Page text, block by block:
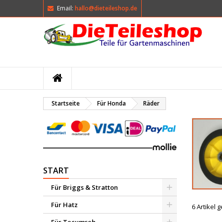
Email: hallo@dieteileshop.de
Startseite Für Honda Räder
START
Für Briggs & Stratton
Für Hatz
6 Artikel